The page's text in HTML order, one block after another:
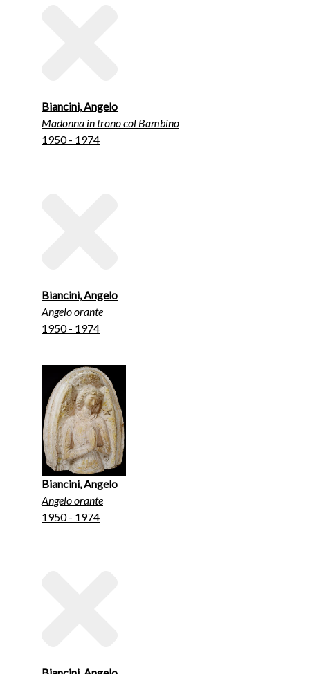
Biancini, Angelo
Madonna in trono col Bambino
1950 - 1974
Biancini, Angelo
Angelo orante
1950 - 1974
Biancini, Angelo
Angelo orante
1950 - 1974